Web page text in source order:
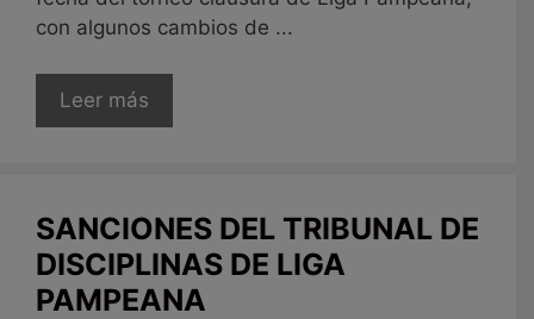
con algunos cambios de ...
Leer más
SANCIONES DEL TRIBUNAL DE
DISCIPLINAS DE LIGA
PAMPEANA